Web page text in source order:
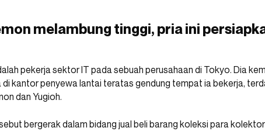
melambung tinggi, pria ini
pekerja sektor IT pada sebuah perusahaan di Tokyo. Dia
kantor penyewa lantai teratas gendung tempat ia bekerja,
dan Yugioh.
bergerak dalam bidang jual beli barang koleksi para